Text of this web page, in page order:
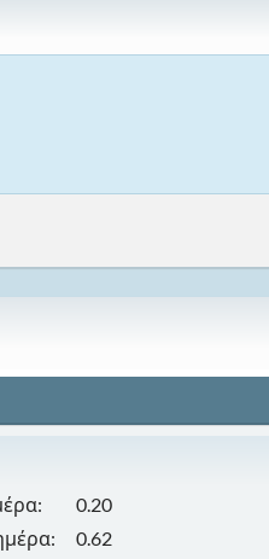
0.20
0.62